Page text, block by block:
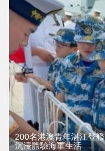
200名港澳青年湛江登艦
沉浸體驗海軍生活